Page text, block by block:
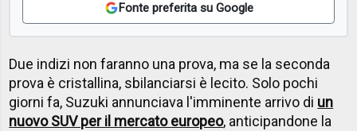
Fonte preferita su Google
Due indizi non faranno una prova, ma se la seconda
prova è cristallina, sbilanciarsi è lecito. Solo pochi
giorni fa, Suzuki annunciava l'imminente arrivo di un
nuovo SUV per il mercato europeo, anticipandone la